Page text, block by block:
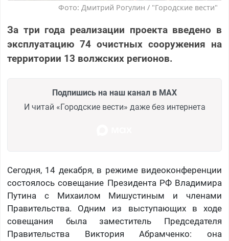
Фото: Дмитрий Рогулин / "Городские вести"
За три года реализации проекта введено в
эксплуатацию 74 очистных сооружения на
территории 13 волжских регионов.
Подпишись на наш канал в MAX
И читай «Городские вести» даже без интернета
Сегодня, 14 декабря, в режиме видеоконференции
состоялось совещание Президента РФ Владимира
Путина с Михаилом Мишустиным и членами
Правительства. Одним из выступающих в ходе
совещания была заместитель Председателя
Правительства Виктория Абрамченко: она